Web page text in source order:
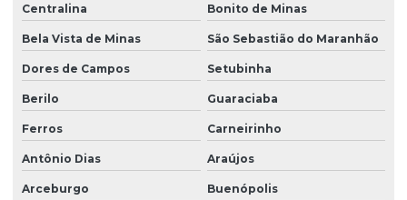
Centralina Bonito de Minas
Bela Vista de Minas São Sebastião do Maranhão
Dores de Campos Setubinha
Berilo Guaraciaba
Ferros Carneirinho
Antônio Dias Araújos
Arceburgo Buenópolis